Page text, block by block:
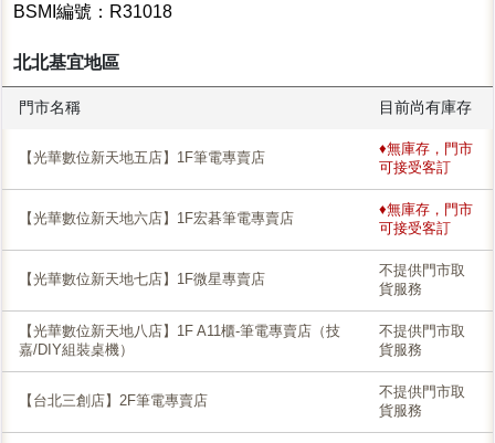
BSMI編號：R31018
北北基宜地區
門市名稱 目前尚有庫存
【光華數位新天地五店】1F筆電專賣店
♦無庫存，門市
可接受客訂
【光華數位新天地六店】1F宏碁筆電專賣店
♦無庫存，門市
可接受客訂
【光華數位新天地七店】1F微星專賣店
不提供門市取
貨服務
【光華數位新天地八店】1F A11櫃-筆電專賣店（技
嘉/DIY組裝桌機）
不提供門市取
貨服務
【台北三創店】2F筆電專賣店
不提供門市取
貨服務